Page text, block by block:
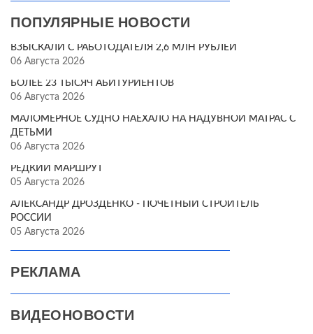
ПОПУЛЯРНЫЕ НОВОСТИ
ВЗЫСКАЛИ С РАБОТОДАТЕЛЯ 2,6 МЛН РУБЛЕЙ
06 Августа 2026
БОЛЕЕ 23 ТЫСЯЧ АБИТУРИЕНТОВ
06 Августа 2026
МАЛОМЕРНОЕ СУДНО НАЕХАЛО НА НАДУВНОЙ МАТРАС С
ДЕТЬМИ
06 Августа 2026
РЕДКИЙ МАРШРУТ
05 Августа 2026
АЛЕКСАНДР ДРОЗДЕНКО - ПОЧЁТНЫЙ СТРОИТЕЛЬ
РОССИИ
05 Августа 2026
РЕКЛАМА
ВИДЕОНОВОСТИ